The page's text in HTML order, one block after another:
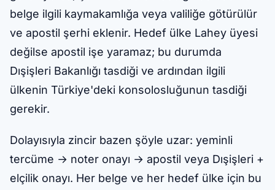
belge ilgili kaymakamlığa veya valiliğe götürülür
ve apostil şerhi eklenir. Hedef ülke Lahey üyesi
değilse apostil işe yaramaz; bu durumda
Dışişleri Bakanlığı tasdiği ve ardından ilgili
ülkenin Türkiye'deki konsolosluğunun tasdiği
gerekir.
Dolayısıyla zincir bazen şöyle uzar: yeminli
tercüme → noter onayı → apostil veya Dışişleri +
elçilik onayı. Her belge ve her hedef ülke için bu